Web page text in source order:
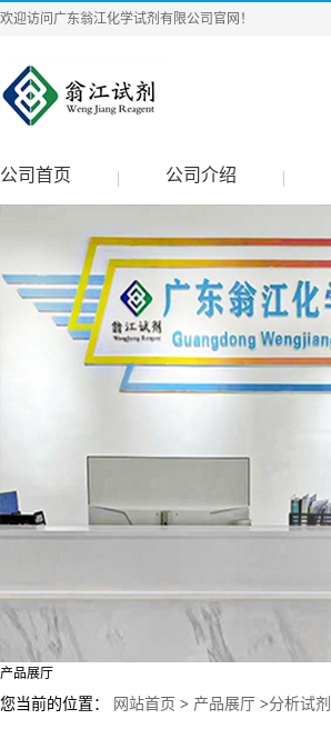
欢迎访问广东翁江化学试剂有限公司官网！
公司首页 公司介绍
产品展厅
您当前的位置： 网站首页 > 产品展厅 >分析试剂